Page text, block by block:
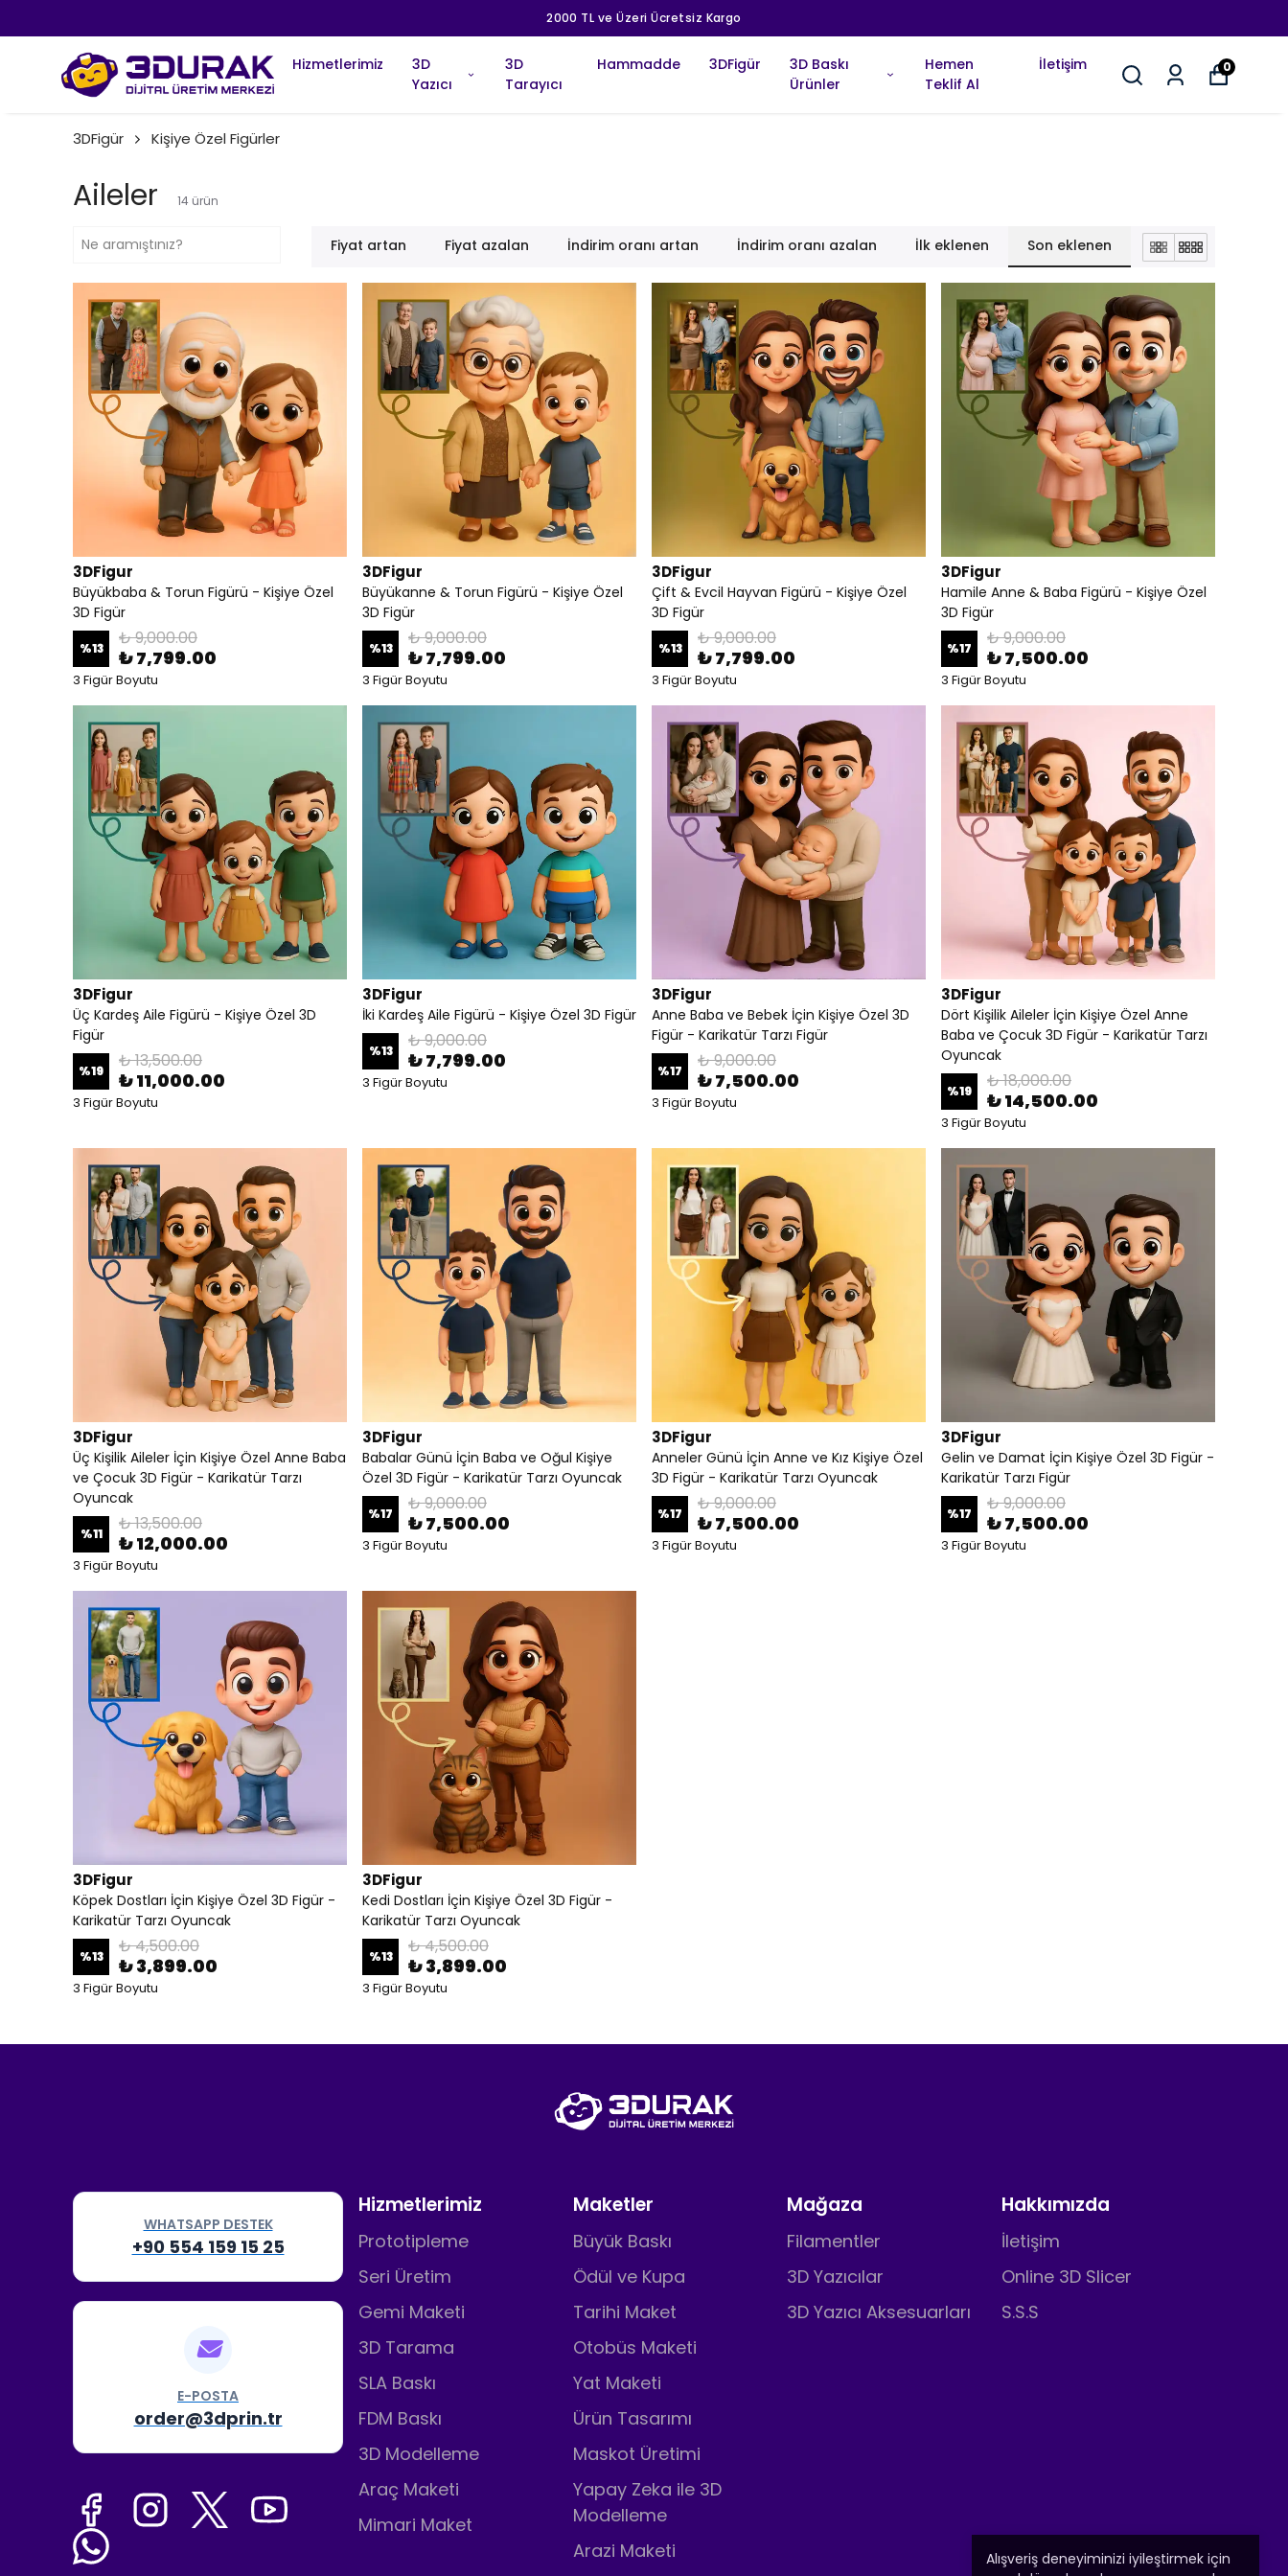
2000 TL ve Üzeri Ücretsiz Kargo
Hizmetlerimiz
3D
Yazıcı
3D
Tarayıcı
Hammadde 3DFigür
3D Baskı
Ürünler
Hemen
Teklif Al
İletişim 0
Alışveriş deneyiminizi iyileştirmek için
3DFigür Kişiye Özel Figürler
Aileler 14 ürün
Fiyat artan Fiyat azalan İndirim oranı artan İndirim oranı azalan İlk eklenen Son eklenen
3DFigur
Büyükbaba & Torun Figürü - Kişiye Özel
3D Figür
%13 ₺ 9,000.00
₺ 7,799.00
3 Figür Boyutu
3DFigur
Büyükanne & Torun Figürü - Kişiye Özel
3D Figür
%13 ₺ 9,000.00
₺ 7,799.00
3 Figür Boyutu
3DFigur
Çift & Evcil Hayvan Figürü - Kişiye Özel
3D Figür
%13 ₺ 9,000.00
₺ 7,799.00
3 Figür Boyutu
3DFigur
Hamile Anne & Baba Figürü - Kişiye Özel
3D Figür
%17 ₺ 9,000.00
₺ 7,500.00
3 Figür Boyutu
3DFigur
Üç Kardeş Aile Figürü - Kişiye Özel 3D
Figür
%19 ₺ 13,500.00
₺ 11,000.00
3 Figür Boyutu
3DFigur
İki Kardeş Aile Figürü - Kişiye Özel 3D Figür
%13 ₺ 9,000.00
₺ 7,799.00
3 Figür Boyutu
3DFigur
Anne Baba ve Bebek İçin Kişiye Özel 3D
Figür - Karikatür Tarzı Figür
%17 ₺ 9,000.00
₺ 7,500.00
3 Figür Boyutu
3DFigur
Dört Kişilik Aileler İçin Kişiye Özel Anne
Baba ve Çocuk 3D Figür - Karikatür Tarzı
Oyuncak
%19 ₺ 18,000.00
₺ 14,500.00
3 Figür Boyutu
3DFigur
Üç Kişilik Aileler İçin Kişiye Özel Anne Baba
ve Çocuk 3D Figür - Karikatür Tarzı
Oyuncak
%11 ₺ 13,500.00
₺ 12,000.00
3 Figür Boyutu
3DFigur
Babalar Günü İçin Baba ve Oğul Kişiye
Özel 3D Figür - Karikatür Tarzı Oyuncak
%17 ₺ 9,000.00
₺ 7,500.00
3 Figür Boyutu
3DFigur
Anneler Günü İçin Anne ve Kız Kişiye Özel
3D Figür - Karikatür Tarzı Oyuncak
%17 ₺ 9,000.00
₺ 7,500.00
3 Figür Boyutu
3DFigur
Gelin ve Damat İçin Kişiye Özel 3D Figür -
Karikatür Tarzı Figür
%17 ₺ 9,000.00
₺ 7,500.00
3 Figür Boyutu
3DFigur
Köpek Dostları İçin Kişiye Özel 3D Figür -
Karikatür Tarzı Oyuncak
%13 ₺ 4,500.00
₺ 3,899.00
3 Figür Boyutu
3DFigur
Kedi Dostları İçin Kişiye Özel 3D Figür -
Karikatür Tarzı Oyuncak
%13 ₺ 4,500.00
₺ 3,899.00
3 Figür Boyutu
Hizmetlerimiz
Prototipleme
Seri Üretim
Gemi Maketi
3D Tarama
SLA Baskı
FDM Baskı
3D Modelleme
Araç Maketi
Mimari Maket
Maketler
Büyük Baskı
Ödül ve Kupa
Tarihi Maket
Otobüs Maketi
Yat Maketi
Ürün Tasarımı
Maskot Üretimi
Yapay Zeka ile 3D
Modelleme
Arazi Maketi
Mağaza
Filamentler
3D Yazıcılar
3D Yazıcı Aksesuarları
Hakkımızda
İletişim
Online 3D Slicer
S.S.S
WHATSAPP DESTEK
+90 554 159 15 25
E-POSTA
order@3dprin.tr